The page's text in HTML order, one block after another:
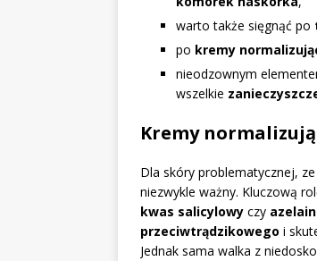
warto także sięgnąć po
po kremy
nieodzownym
wszelkie
Kremy
Dla skóry problematycznej,
niezwykle ważny. Kluczową
kwas salicylowy czy
przeciwtrądzikowego i
Jednak sama walka z